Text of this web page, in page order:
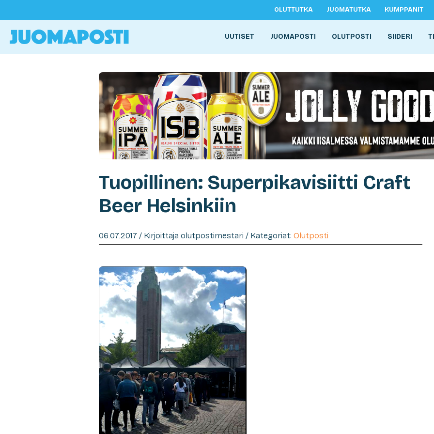
OLUTTUTKA JUOMATUTKA KUMPPANIT
UUTISET JUOMAPOSTI OLUTPOSTI SIIDERI
Tuopillinen: Superpikavisiitti Craft
Beer Helsinkiin
06.07.2017 / Kirjoittaja olutpostimestari / Kategoriat: Olutposti